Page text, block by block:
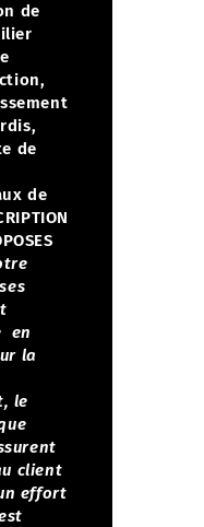
de
de
de
en
la
le
client
effort